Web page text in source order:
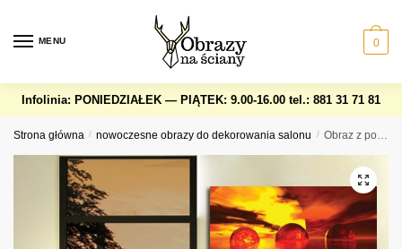
navigation
content
MENU 0
Infolinia: PONIEDZIAŁEK — PIĄTEK: 9.00-16.00 tel.: 881 31 71 81
Strona główna / nowoczesne obrazy do dekorowania salonu / Obraz z potrójnym zachodem słońca